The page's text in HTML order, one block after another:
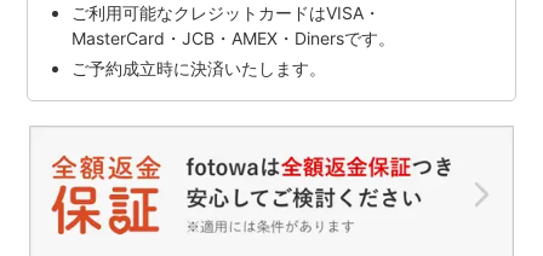
ご利用可能なクレジットカードはVISA・
MasterCard・JCB・AMEX・Dinersです。
ご予約成立時に決済いたします。